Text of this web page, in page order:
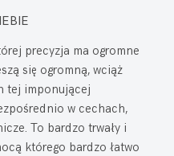
precyzja ma ogromne
się ogromną, wciąż
tej imponującej
w cechach,
To bardzo trwały i
którego bardzo łatwo